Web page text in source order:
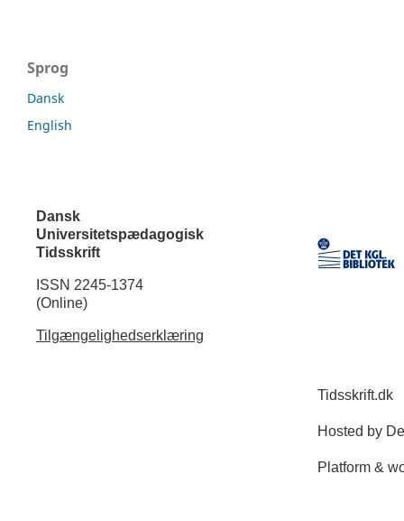
Sprog
Dansk
English
Dansk
Universitetspædagogisk
Tidsskrift
ISSN 2245-1374
(Online)
Tilgængelighedserklæring